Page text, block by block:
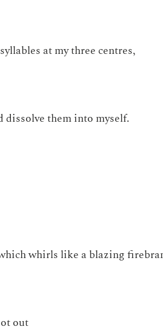
at my three centres,
dissolve them into myself.
whirls like a blazing
out